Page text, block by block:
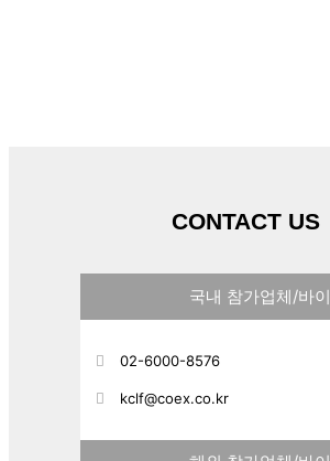
CONTACT US
국내 참가업체/바
02-6000-8576
kclf@coex.co.kr